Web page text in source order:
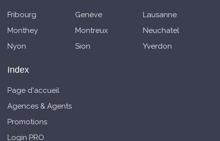
Fribourg Genève
Lausanne
Monthey
Montreux
Neuchatel
Nyon
Sion Yverdon
Index
Page d'accueil
Agences & Agents
Promotions
Login PRO